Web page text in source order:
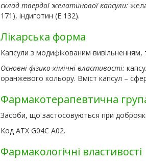
склад твердої желатинової капсули:
171), індиготин (Е 132).
Лікарська форма
Капсули з модифікованим вивільненням,
Основні фізико-хімічні властивості:
оранжевого кольору. Вміст капсул –
Фармакотерапевтична
Засоби, що застосовуються при
Код АТХ G04C A02.
Фармакологічні властивості